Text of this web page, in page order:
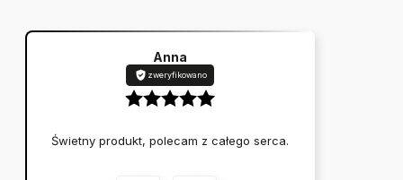
Anna
zweryfikowano
Świetny produkt, polecam z całego serca.